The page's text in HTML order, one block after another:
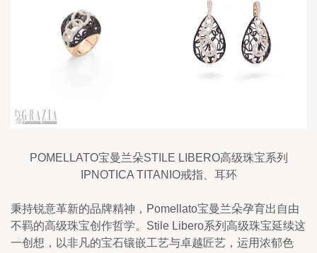
POMELLATO宝曼兰朵STILE LIBERO高级珠宝系列
IPNOTICA TITANIO戒指、耳环
秉持锐意革新的品牌精神，Pomellato宝曼兰朵孕育出自由
不羁的高级珠宝创作哲学。Stile Libero系列高级珠宝延续这
一创想，以非凡的宝石镶嵌工艺与卓越匠艺，运用浓郁色